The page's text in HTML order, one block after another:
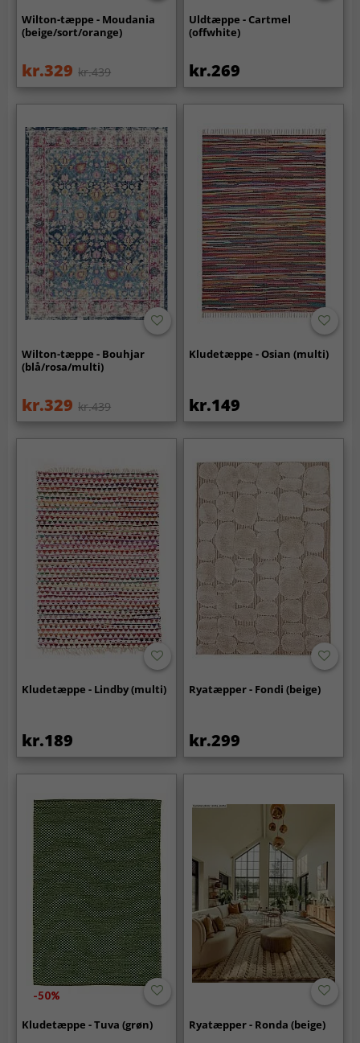
Wilton-tæppe - Moudania
(beige/sort/orange)
kr.329 kr.439
Uldtæppe - Cartmel
(offwhite)
kr.269
Wilton-tæppe - Bouhjar
(blå/rosa/multi)
kr.329 kr.439
Kludetæppe - Osian (multi)
kr.149
Kludetæppe - Lindby (multi)
kr.189
Ryatæpper - Fondi (beige)
kr.299
-50%
Kludetæppe - Tuva (grøn) Ryatæpper - Ronda (beige)